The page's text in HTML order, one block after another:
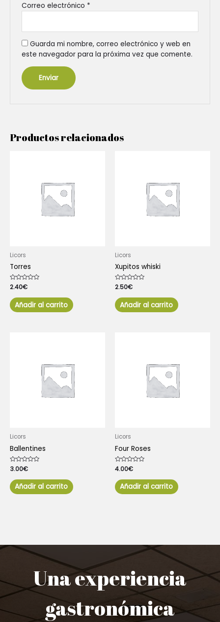
Correo electrónico *
Guarda mi nombre, correo electrónico y web en
este navegador para la próxima vez que comente.
Productos relacionados
Licors
Torres
Valorado
con
de
5
2.40€
Añadir al carrito
Licors
Xupitos whiski
Valorado
con
de
5
2.50€
Añadir al carrito
Licors
Ballentines
Valorado
con
de
5
3.00€
Añadir al carrito
Licors
Four Roses
Valorado
con
de
5
4.00€
Añadir al carrito
Una experiencia
gastronómica